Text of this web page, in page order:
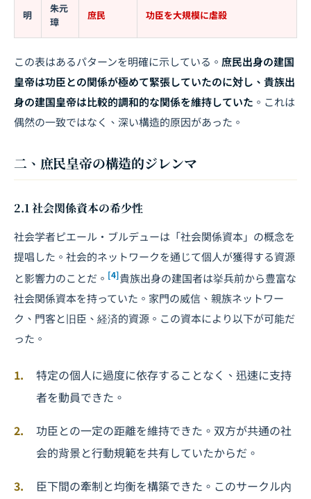
明
朱元
璋
庶民 功臣を大規模に虐殺
この表はあるパターンを明確に示している。 庶民出身の建国
皇帝は功臣との関係が極めて緊張していたのに対し、貴族出
身の建国皇帝は比較的調和的な関係を維持していた 。これは
偶然の一致ではなく、深い構造的原因があった。
二、庶民皇帝の構造的ジレンマ
2.1 社会関係資本の希少性
社会学者ピエール・ブルデューは「社会関係資本」の概念を
提唱した。社会的ネットワークを通じて個人が獲得する資源
と影響力のことだ。 [4]貴族出身の建国者は挙兵前から豊富な
社会関係資本を持っていた。家門の威信、親族ネットワー
ク、門客と旧臣、経済的資源。この資本により以下が可能だ
った。
特定の個人に過度に依存することなく、迅速に支持
者を動員できた。
功臣との一定の距離を維持できた。双方が共通の社
会的背景と行動規範を共有していたからだ。
臣下間の牽制と均衡を構築できた。このサークル内